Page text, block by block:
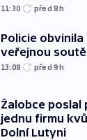
11:30 před 8h
Policie
veřejnou
13:08 před 9h
Žalobce poslal
jednu firmu
Dolní Lutyni